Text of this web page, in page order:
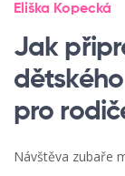
Eliška Kopecká
Jak
pro
Návštěva zubaře